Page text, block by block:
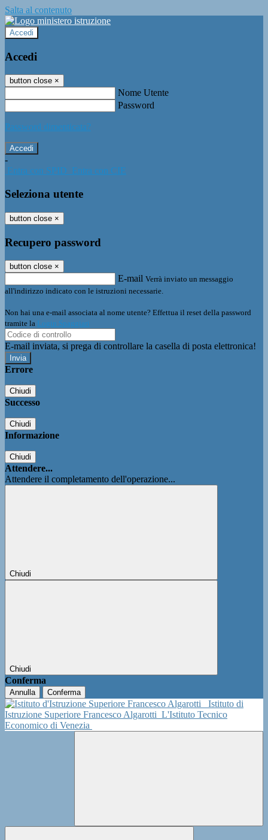
Salta al contenuto
Accedi
Accedi
button close ×
Nome Utente
Password
Password dimenticata?
-
Entra con SPID Entra con CIE
Seleziona utente
button close ×
Recupero password
button close ×
E-mail Verrà inviato un messaggio
all'indirizzo indicato con le istruzioni necessarie.
Non hai una e-mail associata al nome utente? Effettua il reset della password
tramite la Login Spaggiari
E-mail inviata, si prega di controllare la casella di posta elettronica!
Errore
Chiudi
Successo
Chiudi
Informazione
Chiudi
Attendere...
Attendere il completamento dell'operazione...
Chiudi
Chiudi
Conferma
Annulla Conferma
Istituto di
Istruzione Superiore Francesco Algarotti L'Istituto Tecnico
Economico di Venezia